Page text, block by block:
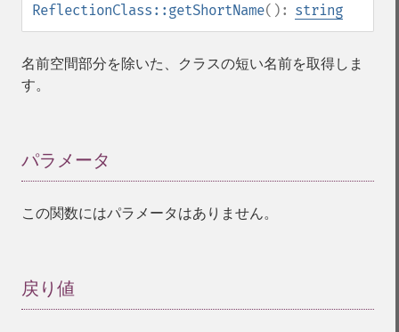
ReflectionClass::getShortName(): string
名前空間部分を除いた、クラスの短い名前を取得しま
す。
パラメータ
この関数にはパラメータはありません。
戻り値